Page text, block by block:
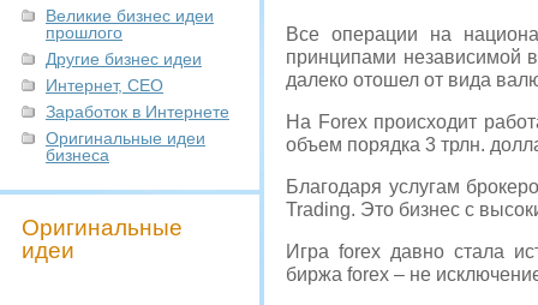
Великие бизнес идеи
прошлого
Другие бизнес идеи
Интернет, СЕО
Заработок в Интернете
Оригинальные идеи
бизнеса
Оригинальные
идеи
Все операции на
принципами независимой
далеко отошел от вида
На Forex происходит
объем порядка 3 трлн.
Благодаря услугам
Trading. Это бизнес с
Игра forex давно стала
биржа forex – не